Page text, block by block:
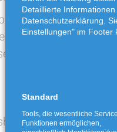
Bäume
zur Anlieferung
und sichere
Detaillierte
Datenschutzerklärung.
Einstellungen" im Footer
Standard
Tools, die wesentliche
Funktionen ermöglichen,